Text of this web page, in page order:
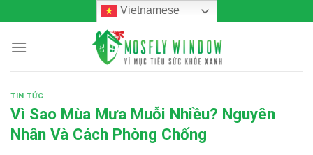
to
content
Vietnamese
TIN TỨC
Vì Sao Mùa Mưa Muỗi Nhiều? Nguyên
Nhân Và Cách Phòng Chống